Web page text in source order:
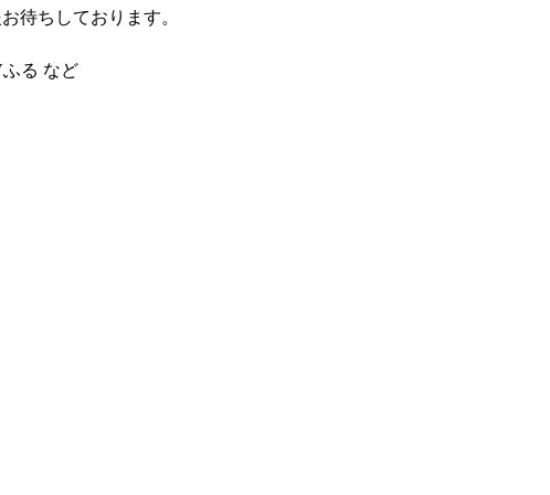
待ちしております。
る など